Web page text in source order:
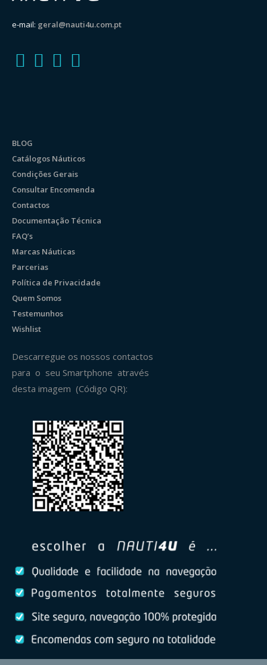
e-mail: geral@nauti4u.com.pt
BLOG
Catálogos Náuticos
Condições Gerais
Consultar Encomenda
Contactos
Documentação Técnica
FAQ’s
Marcas Náuticas
Parcerias
Política de Privacidade
Quem Somos
Testemunhos
Wishlist
Descarregue os nossos contactos
para o seu Smartphone através
desta imagem (Código QR):